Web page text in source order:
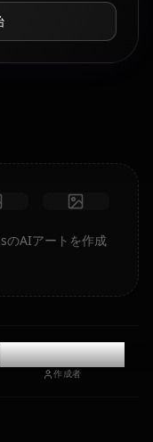
のAIアートを作成
@casualwaifus
作成者